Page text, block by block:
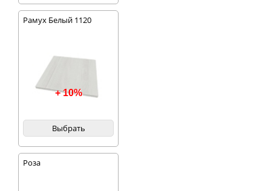
Рамух Белый 1120
+ 10%
Выбрать
Роза